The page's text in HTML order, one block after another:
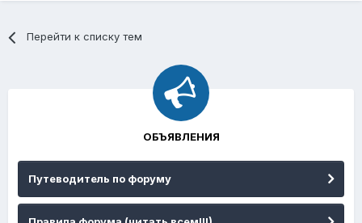
Перейти к списку тем
ОБЪЯВЛЕНИЯ
Путеводитель по форуму